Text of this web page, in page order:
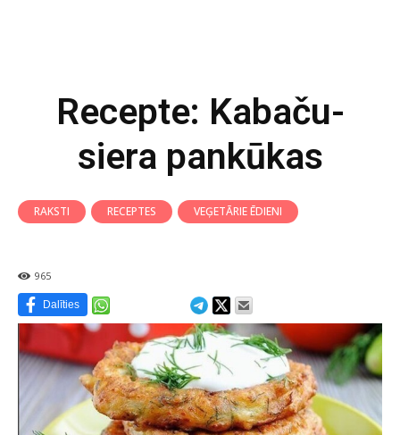
Recepte: Kabaču-
siera pankūkas
RAKSTI RECEPTES VEĢETĀRIE ĒDIENI
965
Dalīties